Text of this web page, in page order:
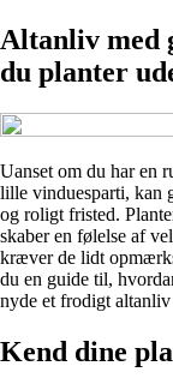
Altanliv med
du planter
Uanset om du har en
lille vinduesparti, kan
og roligt fristed.
skaber en følelse af
kræver de lidt
du en guide til,
nyde et frodigt
Kend dine